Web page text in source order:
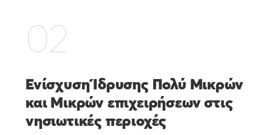
02
Ενίσχυση Ίδρυσης Πολύ Μικρών
και Μικρών επιχειρήσεων στις
νησιωτικές περιοχές